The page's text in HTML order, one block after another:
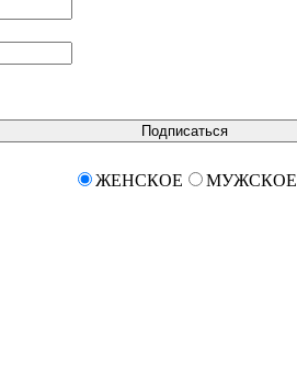
Подписаться
ЖЕНСКОЕ МУЖСКОЕ